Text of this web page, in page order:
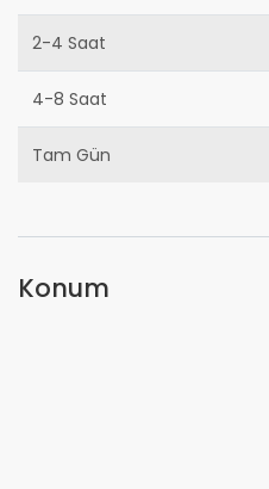
2-4 Saat
4-8 Saat
Tam Gün
Konum